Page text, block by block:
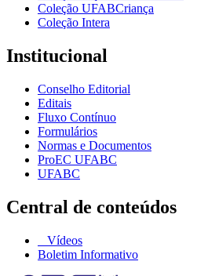
Coleção UFABCriança
Coleção Intera
Institucional
Conselho Editorial
Editais
Fluxo Contínuo
Formulários
Normas e Documentos
ProEC UFABC
UFABC
Central de conteúdos
Vídeos
Boletim Informativo